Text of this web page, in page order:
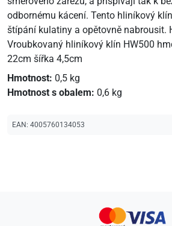
odbornému kácení. Tento hliníkový
štípání kulatiny a opětovně nabrousit.
Vroubkovaný hliníkový klín HW500
22cm šířka 4,5cm
Hmotnost: 0,5 kg
Hmotnost s obalem: 0,6 kg
EAN: 4005760134053